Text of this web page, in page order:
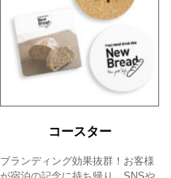
コースター
ブランディング効果抜群！お客様